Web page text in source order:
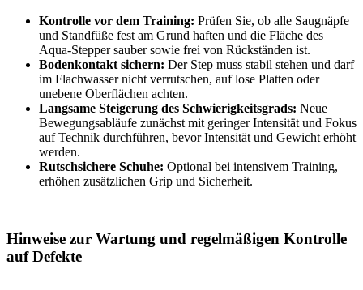
Kontrolle vor dem Training: Prüfen Sie, ob alle Saugnäpfe
und Standfüße fest am Grund haften und die Fläche des
Aqua-Stepper sauber sowie frei von Rückständen ist.
Bodenkontakt sichern: Der Step muss stabil stehen und darf
im Flachwasser nicht verrutschen, auf lose Platten oder
unebene Oberflächen achten.
Langsame Steigerung des Schwierigkeitsgrads: Neue
Bewegungsabläufe zunächst mit geringer Intensität und Fokus
auf Technik durchführen, bevor Intensität und Gewicht erhöht
werden.
Rutschsichere Schuhe: Optional bei intensivem Training,
erhöhen zusätzlichen Grip und Sicherheit.
Hinweise zur Wartung und regelmäßigen Kontrolle
auf Defekte